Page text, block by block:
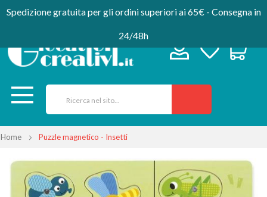
Spedizione gratuita per gli ordini superiori ai 65€ - Consegna in
24/48h
Home Puzzle magnetico - Insetti
Vai